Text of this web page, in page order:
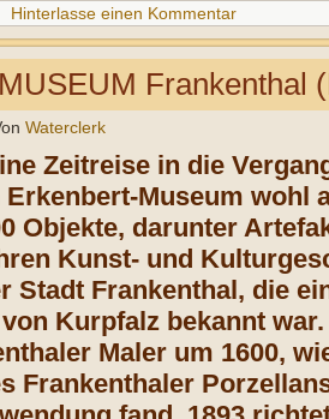
Hinterlasse einen Kommentar
Frankenthal
Waterclerk
Zeitreise in die
Museum wohl
Objekte, darunter
Kunst- und
Stadt Frankenthal, die
Kurpfalz bekannt
Maler um 1600,
Frankenthaler